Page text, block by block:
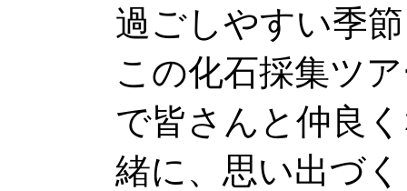
過ごしやすい季
この化石採集ツ
で皆さんと仲良
緒に、思い出づ